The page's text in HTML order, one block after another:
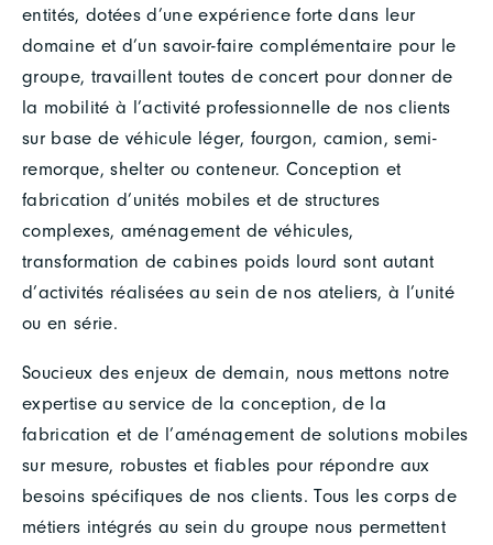
entités, dotées d’une expérience forte dans leur
domaine et d’un savoir-faire complémentaire pour le
groupe, travaillent toutes de concert pour donner de
la mobilité à l’activité professionnelle de nos clients
sur base de véhicule léger, fourgon, camion, semi-
remorque, shelter ou conteneur. Conception et
fabrication d’unités mobiles et de structures
complexes, aménagement de véhicules,
transformation de cabines poids lourd sont autant
d’activités réalisées au sein de nos ateliers, à l’unité
ou en série.
Soucieux des enjeux de demain, nous mettons notre
expertise au service de la conception, de la
fabrication et de l’aménagement de solutions mobiles
sur mesure, robustes et fiables pour répondre aux
besoins spécifiques de nos clients. Tous les corps de
métiers intégrés au sein du groupe nous permettent